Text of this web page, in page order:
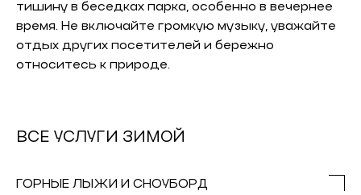
тишину в беседках парка, особенно в вечернее
время. Не включайте громкую музыку, уважайте
отдых других посетителей и бережно
относитесь к природе.
ВСЕ УСЛУГИ ЗИМОЙ
ГОРНЫЕ ЛЫЖИ И СНОУБОРД